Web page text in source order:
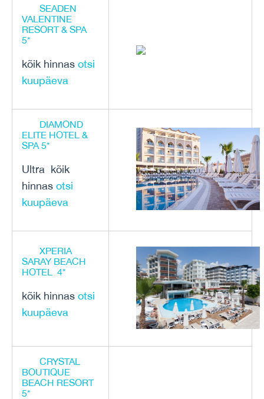
SEADEN
VALENTINE
RESORT & SPA
5*
kõik hinnas otsi
kuupäeva
DIAMOND
ELITE HOTEL &
SPA 5*
Ultra kõik
hinnas otsi
kuupäeva
XPERIA
SARAY BEACH
HOTEL 4*
kõik hinnas otsi
kuupäeva
CRYSTAL
BOUTIQUE
BEACH RESORT
5*